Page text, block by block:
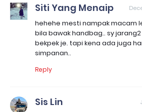
Siti Yang Menaip
hehehe mesti nampak macam
bila bawak handbag.. sy
bekpek je. tapi kena ada juga
simpanan..
Reply
Sis Lin